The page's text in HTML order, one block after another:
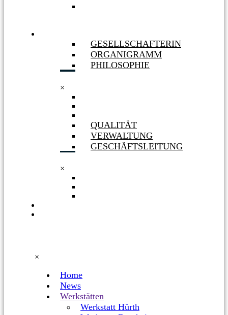
GESELLSCHAFTERIN
ORGANIGRAMM
PHILOSOPHIE
×
QUALITÄT
VERWALTUNG
GESCHÄFTSLEITUNG
×
×
Home
News
Werkstätten
Werkstatt Hürth